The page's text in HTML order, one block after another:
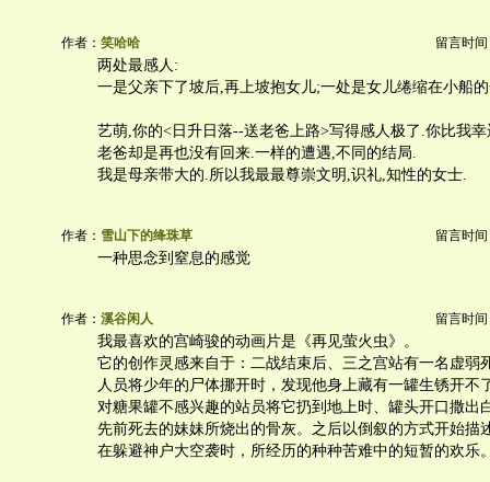
作者： 笑哈哈 留言时间
两处最感人:
一是父亲下了坡后,再上坡抱女儿;一处是女儿绻缩在小船
艺萌,你的<日升日落--送老爸上路>写得感人极了.你比我
老爸却是再也没有回来.一样的遭遇,不同的结局.
我是母亲带大的.所以我最最尊崇文明,识礼,知性的女士.
作者： 雪山下的绛珠草 留言时间
一种思念到窒息的感觉
作者： 溪谷闲人 留言时间
我最喜欢的宫崎骏的动画片是《再见萤火虫》。
它的创作灵感来自于：二战结束后、三之宫站有一名虚弱
人员将少年的尸体挪开时，发现他身上藏有一罐生锈开不
对糖果罐不感兴趣的站员将它扔到地上时、罐头开口撒出
先前死去的妹妹所烧出的骨灰。之后以倒叙的方式开始描
在躲避神户大空袭时，所经历的种种苦难中的短暂的欢乐